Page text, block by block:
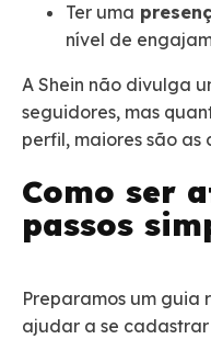
Ter uma
nível de
A Shein não divulga
seguidores, mas
perfil, maiores são
Como ser
passos
Preparamos um guia
ajudar a se